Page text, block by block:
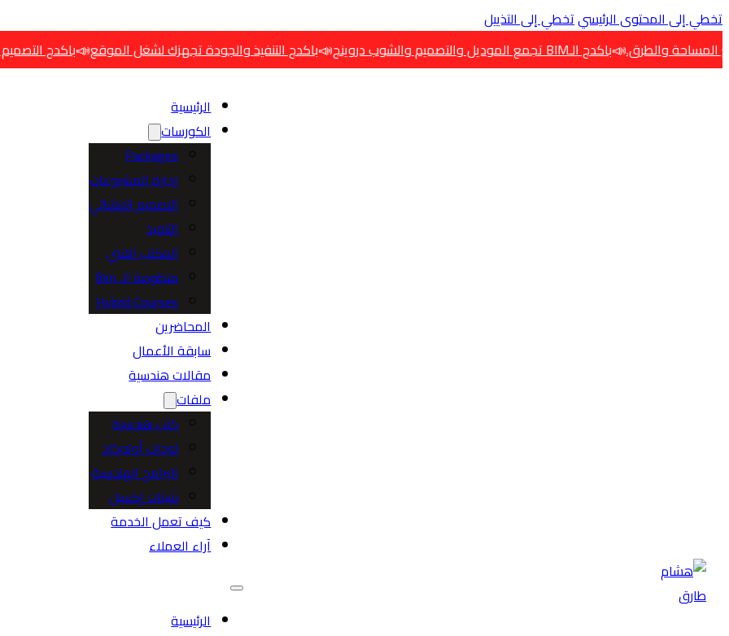
تخطي إلى المحتوى الرئيسيتخطي إلى التذييل
والطرق.📣باكدج الـBIM تجمع الموديل والتصميم والشوب دروينج 📣باكدج التنفيذ والجودة تجهزك لشغل الموقع📣باكدج التصميم تجمع
الرئيسية
الكورسات
Packages
إدارة المشروعات
التصميم الإنشائي
التنفيذ
المكتب الفني
منظومة الـ Bim
Hybrid Courses
المحاضرين
سابقة الأعمال
مقالات هندسية
ملفات
كتب هندسية
لوحات أوتوكاد
البرامج الهندسية
شيتات إكسيل
كيف تعمل الخدمة
آراء العملاء
الرئيسية